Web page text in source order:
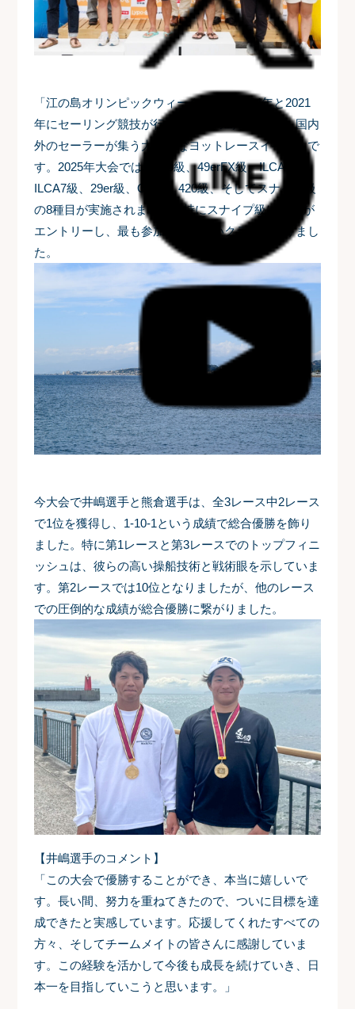
「江の島オリンピックウィーク」は、1964年と2021
年にセーリング競技が行われた江の島を舞台に、国内
外のセーラーが集う大規模なヨットレースイベントで
す。 2025年大会では、470級、49erFX級、ILCA6級、
ILCA7級、29er級、OP級、420級、そしてスナイプ級
の8種目が実施されました。
特にスナイプ級は92艇が
エントリーし、最も参加艇数の多いクラスとなりまし
た。
今大会で井嶋選手と熊倉選手は、全3レース中2レース
で1位を獲得し、1-10-1という成績で総合優勝を飾り
ました。 特に第1レースと第3レースでのトップフィニ
ッシュは、彼らの高い操船技術と戦術眼を示していま
す。 第2レースでは10位となりましたが、他のレース
での圧倒的な成績が総合優勝に繋がりました。
【井嶋選手のコメント】
「この大会で優勝することができ、本当に嬉しいで
す。長い間、努力を重ねてきたので、ついに目標を達
成できたと実感しています。応援してくれたすべての
方々、そしてチームメイトの皆さんに感謝していま
す。この経験を活かして今後も成長を続けていき、日
本一を目指していこうと思います。」